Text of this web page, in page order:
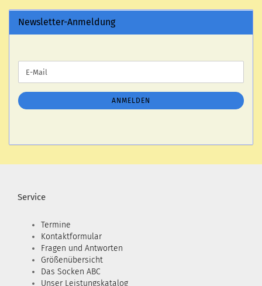
Newsletter-Anmeldung
ZUR
ANMELDUNG
E-
Mail
ANMELDEN
Service
Termine
Kontaktformular
Fragen und Antworten
Größenübersicht
Das Socken ABC
Unser Leistungskatalog